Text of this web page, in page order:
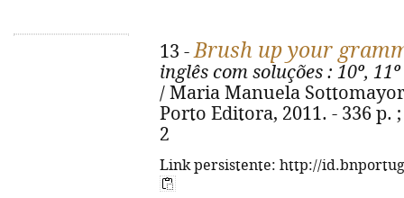
13 -Brush up your
inglês com soluções : 10º,
/ Maria Manuela
Porto Editora, 2011. - 336 p.
2
Link persistente: http://